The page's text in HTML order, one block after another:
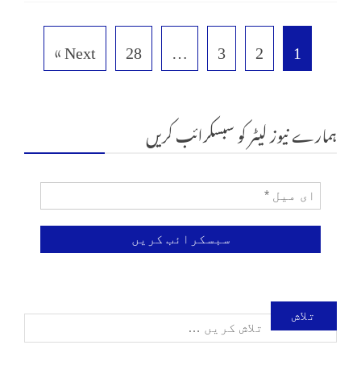
1
2
3
…
28
Next »
ہمارے نیوز لیٹر کو سبسکرائب کریں
تلاش